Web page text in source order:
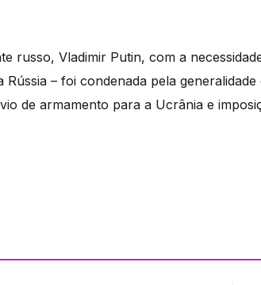
russo, Vladimir Putin, com a
– foi condenada pela generalidade
de armamento para a Ucrânia e